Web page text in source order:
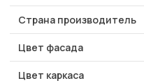
Страна производитель
Цвет фасада
Цвет каркаса